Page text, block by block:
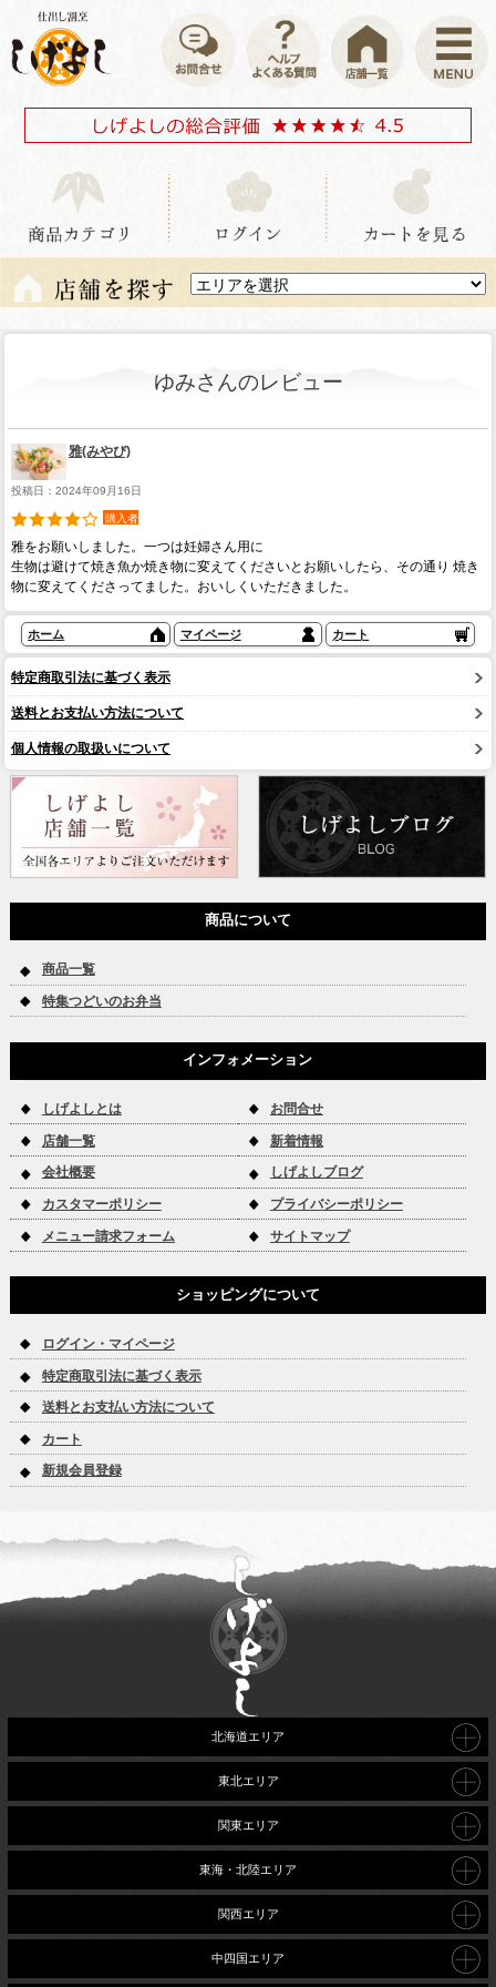
ゆみさんのレビュー
雅(みやび)
投稿日：2024年09月16日
購入者
雅をお願いしました。一つは妊婦さん用に
生物は避けて焼き魚か焼き物に変えてくださいとお願いしたら、その通り 焼き
物に変えてくださってました。おいしくいただきました。
ホーム マイページ カート
特定商取引法に基づく表示
送料とお支払い方法について
個人情報の取扱いについて
商品について
商品一覧
特集つどいのお弁当
インフォメーション
しげよしとは お問合せ
店舗一覧 新着情報
会社概要 しげよしブログ
カスタマーポリシー プライバシーポリシー
メニュー請求フォーム サイトマップ
ショッピングについて
ログイン・マイページ
特定商取引法に基づく表示
送料とお支払い方法について
カート
新規会員登録
北海道エリア
東北エリア
関東エリア
東海・北陸エリア
関西エリア
中四国エリア